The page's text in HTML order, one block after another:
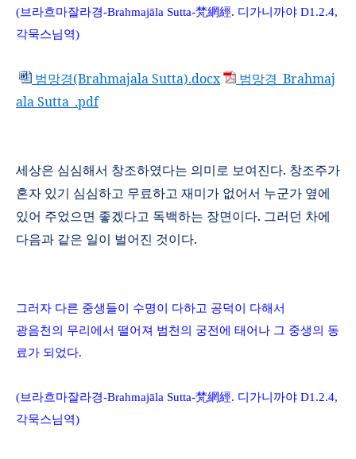
(브라흐마잘라경-Brahmajāla Sutta-梵網經. 디가니까야 D1.2.4,
각묵스님역)
범망경(Brahmajala Sutta).docx
범망경_Brahmaj
ala Sutta_.pdf
세상은 심심해서 창조하였다는 의미로 보여진다. 창조주가
혼자 있기 심심하고 무료하고 재미가 없어서 누군가 옆에
있어 주었으면 좋겠다고 독백하는 장면이다. 그러던 차에
다음과 같은 일이 벌어진 것이다.
그러자 다른 중생들이 수명이 다하고 공덕이 다해서
광음천의 무리에서 떨어져 범천의 궁전에 태어나 그 중생의 동
료가 되었다.
(브라흐마잘라경-Brahmajāla Sutta-梵網經. 디가니까야 D1.2.4,
각묵스님역)